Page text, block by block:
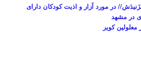
در مورد آزار و اذیت کودکان دارای
در مشهد
کویر